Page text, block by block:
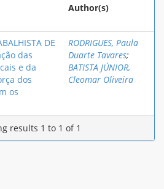
Author(s)
DE
das
e da
dos
os
RODRIGUES, Paula
Duarte Tavares;
BATISTA JÚNIOR,
Cleomar Oliveira
results 1 to 1 of 1